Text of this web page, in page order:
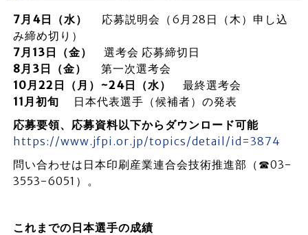
7月4日（水）
応募説明会（6月28日（木）申し込
み締め切り）
7月13日（金） 選考会 応募締切日
8月3日（金）
第一次選考会
10月22日（月）~24日（水） 最終選考会
11月初旬 日本代表選手（候補者）の発表
応募要領、応募資料以下からダウンロード可能
https://www.jfpi.or.jp/topics/detail/id=3874
問い合わせは日本印刷産業連合会技術推進部（☎03-
3553-6051）。
これまでの日本選手の成績